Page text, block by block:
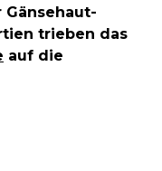
trieben das
auf die